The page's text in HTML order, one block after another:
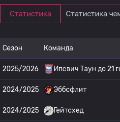
Статистика Статистика
Сезон Команда
2025/2026 Ипсвич Таун до 21
2024/2025 Эббсфлит
2024/2025 Гейтсхед